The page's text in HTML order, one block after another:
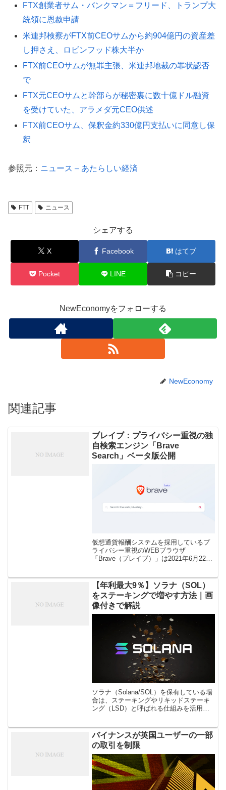
FTX創業者サム・バンクマン＝フリード、トランプ大
統領に恩赦申請
米連邦検察がFTX前CEOサムから約904億円の資産差
し押さえ、ロビンフッド株大半か
FTX前CEOサムが無罪主張、米連邦地裁の罪状認否
で
FTX元CEOサムと幹部らが秘密裏に数十億ドル融資
を受けていた、アラメダ元CEO供述
FTX前CEOサム、保釈金約330億円支払いに同意し保
釈
参照元： ニュース – あたらしい経済
FTT ニュース
シェアする
X Facebook はてブ
Pocket LINE コピー
NewEconomyをフォローする
NewEconomy
関連記事
ブレイブ：プライバシー重視の独
自検索エンジン「Brave
Search」ベータ版公開
仮想通貨報酬システムを採用しているプ
ライバシー重視のWEBブラウザ
「Brave（ブレイブ）」は2021年6月22日
「Brave Search（ブレイ […]
【年利最大9％】ソラナ（SOL）
をステーキングで増やす方法｜画
像付きで解説
ソラナ（Solana/SOL）を保有している場
合は、ステーキングやリキッドステーキ
ング（LSD）と呼ばれる仕組みを活用す
分が保有しているSOLを […]
バイナンスが英国ユーザーの一部
の取引を制限